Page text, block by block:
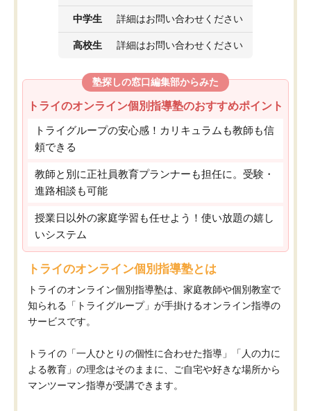
中学生 詳細はお問い合わせください
高校生 詳細はお問い合わせください
塾探しの窓口編集部からみた
トライのオンライン個別指導塾のおすすめポイント
トライグループの安心感！カリキュラムも教師も信
頼できる
教師と別に正社員教育プランナーも担任に。受験・
進路相談も可能
授業日以外の家庭学習も任せよう！使い放題の嬉し
いシステム
トライのオンライン個別指導塾とは
トライのオンライン個別指導塾は、家庭教師や個別教室で
知られる「トライグループ」が手掛けるオンライン指導の
サービスです。
トライの「一人ひとりの個性に合わせた指導」「人の力に
よる教育」の理念はそのままに、ご自宅や好きな場所から
マンツーマン指導が受講できます。